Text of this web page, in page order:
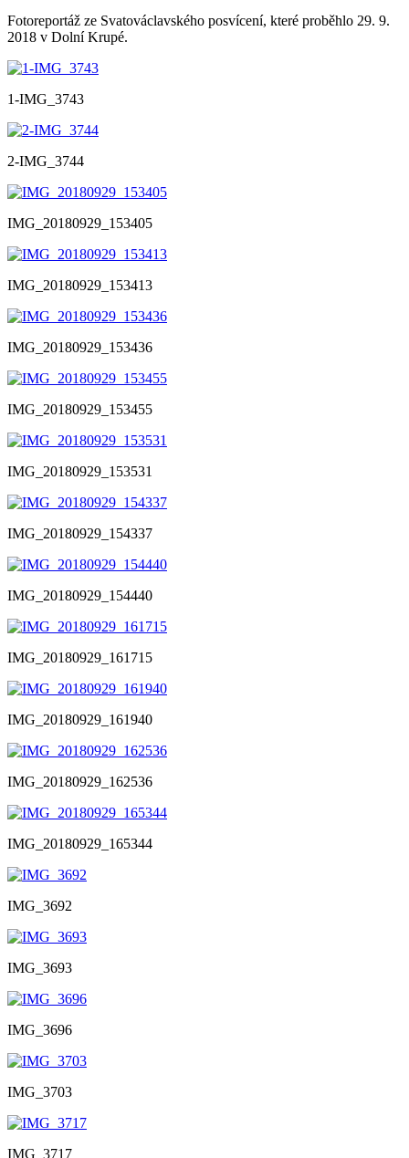
Fotoreportáž ze Svatováclavského posvícení, které proběhlo 29. 9.
2018 v Dolní Krupé.
1-IMG_3743
2-IMG_3744
IMG_20180929_153405
IMG_20180929_153413
IMG_20180929_153436
IMG_20180929_153455
IMG_20180929_153531
IMG_20180929_154337
IMG_20180929_154440
IMG_20180929_161715
IMG_20180929_161940
IMG_20180929_162536
IMG_20180929_165344
IMG_3692
IMG_3693
IMG_3696
IMG_3703
IMG_3717